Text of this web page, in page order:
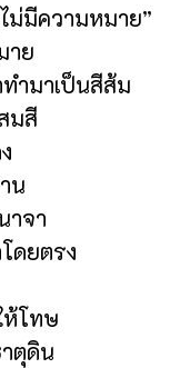
ม่มีความหมาย”
าย
ำมาเป็นสีส้ม
มสี
น
าจา
ดยตรง
ห้โทษ
ตุดิน